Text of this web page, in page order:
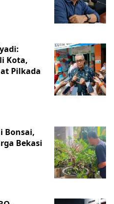
Kota,
Pilkada
Bonsai,
Bekasi